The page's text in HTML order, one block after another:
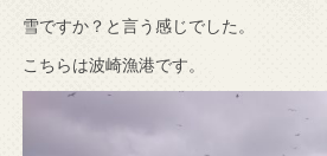
雪ですか？と言う感じでした。
こちらは波崎漁港です。